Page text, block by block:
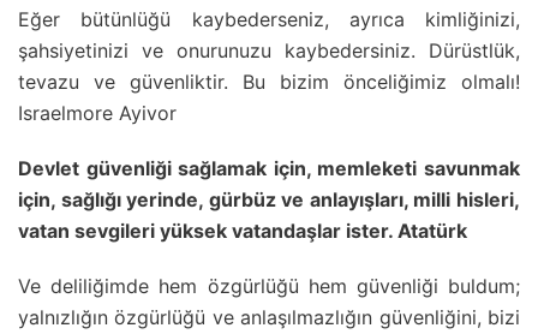
Eğer bütünlüğü kaybederseniz, ayrıca kimliğinizi,
şahsiyetinizi ve onurunuzu kaybedersiniz. Dürüstlük,
tevazu ve güvenliktir. Bu bizim önceliğimiz olmalı!
Israelmore Ayivor
Devlet güvenliği sağlamak için, memleketi savunmak
için, sağlığı yerinde, gürbüz ve anlayışları, milli hisleri,
vatan sevgileri yüksek vatandaşlar ister. Atatürk
Ve deliliğimde hem özgürlüğü hem güvenliği buldum;
yalnızlığın özgürlüğü ve anlaşılmazlığın güvenliğini, bizi